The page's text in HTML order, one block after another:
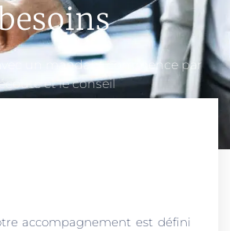
un mandant commence par
et le conseil
accompagnement est défini